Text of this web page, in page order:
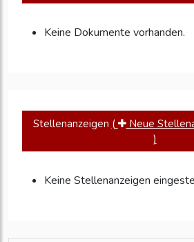
Keine Dokumente vorhanden.
Stellenanzeigen (
Neue
)
Keine Stellenanzeigen